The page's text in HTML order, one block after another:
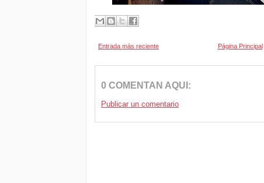
Entrada más reciente Página Principal
0 COMENTAN AQUI:
Publicar un comentario